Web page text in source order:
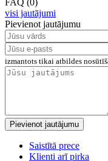
FAQ (0)
visi jautājumi
Pievienot jautājumu
izmantots tikai atbildes
Pievienot jautājumu
Saistītā prece
Klienti arī pirka